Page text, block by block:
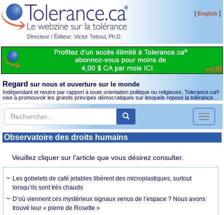
Directeur / Éditeur: Victor Teboul, Ph.D.
[English ]
Regard sur nous et ouverture sur le monde
Indépendant et neutre par rapport à toute orientation politique ou religieuse, Tolerance.ca®
vise à promouvoir les grands principes démocratiques sur lesquels repose la tolérance.
Toggle
Observatoire des droits humains
Veuillez cliquer sur l'article que vous désirez consulter.
Les gobelets de café jetables libèrent des microplastiques, surtout
lorsqu’ils sont très chauds
D’où viennent ces mystérieux signaux venus de l’espace ? Nous avons
trouvé leur « pierre de Rosette »